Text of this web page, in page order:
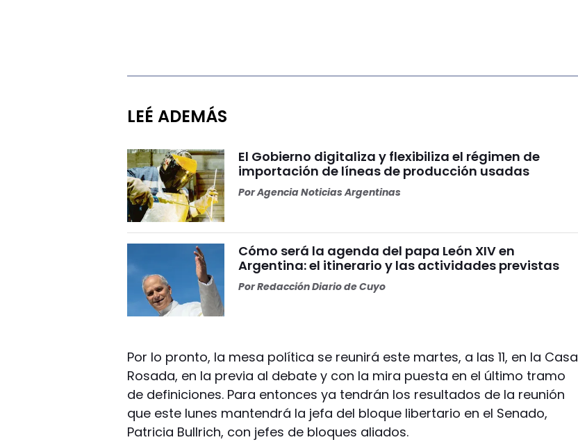
LEÉ ADEMÁS
El Gobierno digitaliza y flexibiliza el régimen de
importación de líneas de producción usadas
PorAgencia Noticias Argentinas
Cómo será la agenda del papa León XIV en
Argentina: el itinerario y las actividades previstas
PorRedacción Diario de Cuyo
Por lo pronto, la mesa política se reunirá este martes, a las 11, en la Casa
Rosada, en la previa al debate y con la mira puesta en el último tramo
de definiciones. Para entonces ya tendrán los resultados de la reunión
que este lunes mantendrá la jefa del bloque libertario en el Senado,
Patricia Bullrich, con jefes de bloques aliados.